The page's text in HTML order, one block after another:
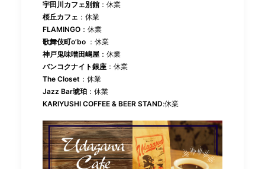
宇田川カフェ別館 ：休業
桜丘カフェ ：休業
FLAMINGO ：休業
歌舞伎町o’bo ：休業
神戸鬼味噌田嶋屋 ：休業
バンコクナイト銀座 ：休業
The Closet ：休業
Jazz Bar琥珀 ：休業
KARIYUSHI COFFEE & BEER STAND:休業